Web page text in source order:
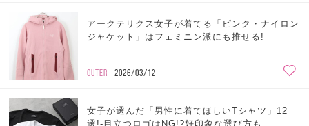
アークテリクス女子が着てる「ピンク・ナイロン
ジャケット」はフェミニン派にも推せる!
OUTER 2026/03/12
女子が選んだ「男性に着てほしいTシャツ」12
選!-目立つロゴはNG!?好印象な選び方も